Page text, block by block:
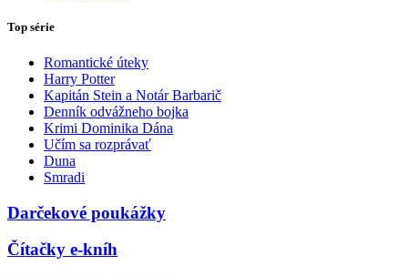
Top série
Romantické úteky
Harry Potter
Kapitán Stein a Notár Barbarič
Denník odvážneho bojka
Krimi Dominika Dána
Učím sa rozprávať
Duna
Smradi
Darčekové poukážky
Čítačky e-kníh